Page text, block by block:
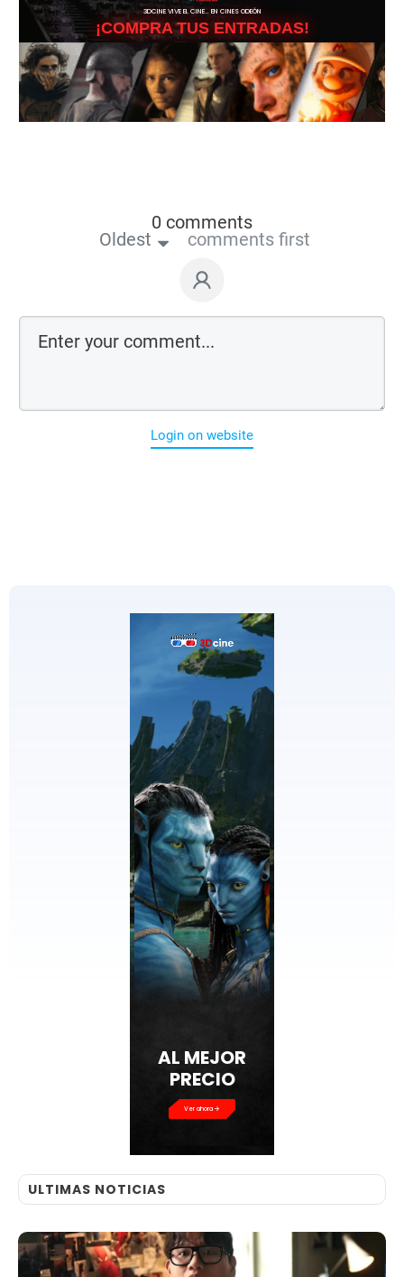
3DCINE VIVE EL CINE… EN CINES ODEÓN
¡COMPRA TUS ENTRADAS!
0 comments
Oldest comments first
Login on website
AL MEJOR
PRECIO
Ver ahora
ULTIMAS NOTICIAS